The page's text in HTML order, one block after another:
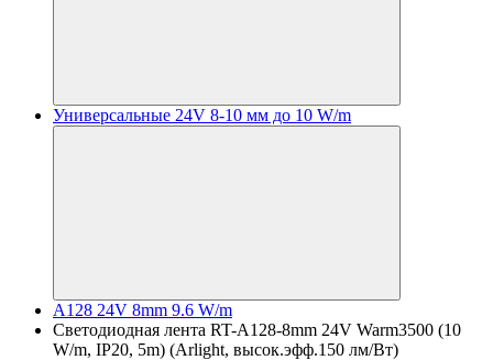
Универсальные 24V 8-10 мм до 10 W/m
A128 24V 8mm 9.6 W/m
Светодиодная лента RT-A128-8mm 24V Warm3500 (10
W/m, IP20, 5m) (Arlight, высок.эфф.150 лм/Вт)